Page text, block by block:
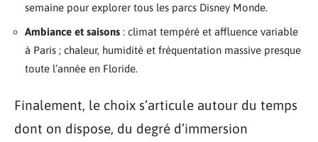
semaine pour explorer tous les parcs Disney Monde.
Ambiance et saisons : climat tempéré et affluence variable
à Paris ; chaleur, humidité et fréquentation massive presque
toute l’année en Floride.
Finalement, le choix s’articule autour du temps
dont on dispose, du degré d’immersion